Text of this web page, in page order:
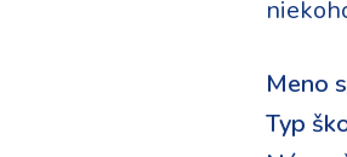
Meno
Typ